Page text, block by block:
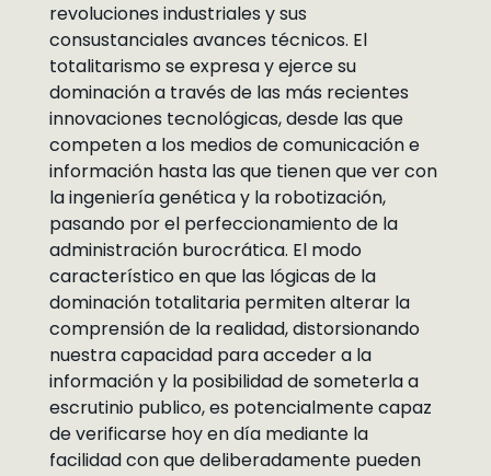
revoluciones industriales y sus
consustanciales avances técnicos. El
totalitarismo se expresa y ejerce su
dominación a través de las más recientes
innovaciones tecnológicas, desde las que
competen a los medios de comunicación e
información hasta las que tienen que ver con
la ingeniería genética y la robotización,
pasando por el perfeccionamiento de la
administración burocrática. El modo
característico en que las lógicas de la
dominación totalitaria permiten alterar la
comprensión de la realidad, distorsionando
nuestra capacidad para acceder a la
información y la posibilidad de someterla a
escrutinio publico, es potencialmente capaz
de verificarse hoy en día mediante la
facilidad con que deliberadamente pueden